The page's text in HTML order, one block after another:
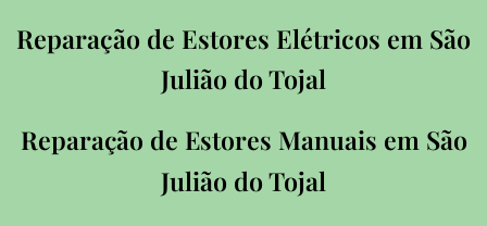
Reparação de Estores Elétricos em São
Julião do Tojal
Reparação de Estores Manuais em São
Julião do Tojal